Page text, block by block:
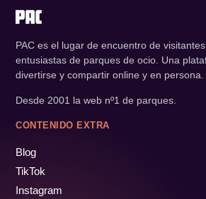
PAC es el lugar de encuentro de
entusiastas de parques de ocio. Una
divertirse y compartir online y en persona.
Desde 2001 la web nº1 de parques.
CONTENIDO EXTRA
Blog
TikTok
Instagram